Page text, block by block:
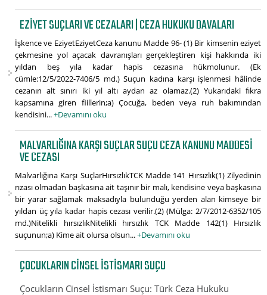
EZIYET SUÇLARI VE CEZALARI | CEZA HUKUKU DAVALARI
İşkence ve EziyetEziyetCeza kanunu Madde 96- (1) Bir kimsenin eziyet
çekmesine yol açacak davranışları gerçekleştiren kişi hakkında iki
yıldan beş yıla kadar hapis cezasına hükmolunur. (Ek
cümle:12/5/2022-7406/5 md.) Suçun kadına karşı işlenmesi hâlinde
cezanın alt sınırı iki yıl altı aydan az olamaz.(2) Yukarıdaki fıkra
kapsamına giren fiillerin;a) Çocuğa, beden veya ruh bakımından
kendisini...+Devamını oku
MALVARLIĞINA KARŞI SUÇLAR SUÇU CEZA KANUNU MADDESI
VE CEZASI
Malvarlığına Karşı SuçlarHırsızlıkTCK Madde 141 Hırsızlık(1) Zilyedinin
rızası olmadan başkasına ait taşınır bir malı, kendisine veya başkasına
bir yarar sağlamak maksadıyla bulunduğu yerden alan kimseye bir
yıldan üç yıla kadar hapis cezası verilir.(2) (Mülga: 2/7/2012-6352/105
md.)Nitelikli hırsızlıkNitelikli hırsızlık TCK Madde 142(1) Hırsızlık
suçunun;a) Kime ait olursa olsun...+Devamını oku
ÇOCUKLARIN CINSEL İSTISMARI SUÇU
Çocukların Cinsel İstismarı Suçu: Türk Ceza Hukuku